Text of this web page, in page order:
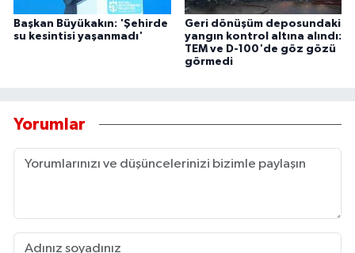
Başkan Büyükakın: 'Şehirde
su kesintisi yaşanmadı'
Geri dönüşüm deposundaki
yangın kontrol altına alındı:
TEM ve D-100'de göz gözü
görmedi
Yorumlar